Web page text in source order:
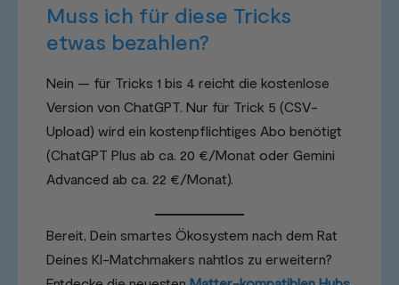
Muss ich für diese Tricks
etwas bezahlen?
Nein — für Tricks 1 bis 4 reicht die kostenlose
Version von ChatGPT. Nur für Trick 5 (CSV-
Upload) wird ein kostenpflichtiges Abo benötigt
(ChatGPT Plus ab ca. 20 €/Monat oder Gemini
Advanced ab ca. 22 €/Monat).
Bereit, Dein smartes Ökosystem nach dem Rat
Deines KI-Matchmakers nahtlos zu erweitern?